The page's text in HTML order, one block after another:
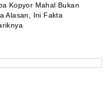
Kopyor Mahal Bukan
Alasan, Ini Fakta